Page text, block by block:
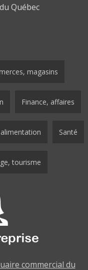
Québec
magasins
Finance, affaires
Santé
tourisme
commercial du